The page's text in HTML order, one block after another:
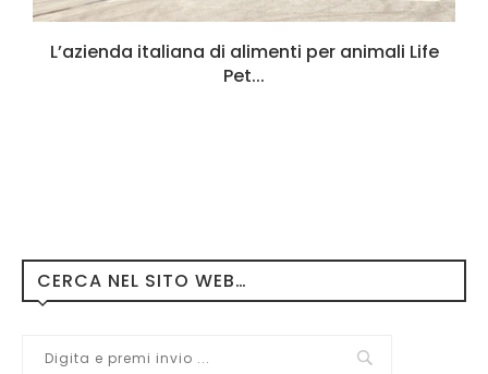
L’azienda italiana di alimenti per animali Life
Pet...
CERCA NEL SITO WEB…